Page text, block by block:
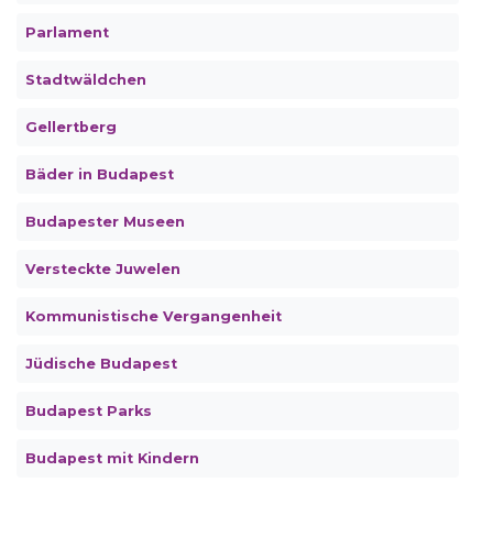
Parlament
Stadtwäldchen
Gellertberg
Bäder in Budapest
Budapester Museen
Versteckte Juwelen
Kommunistische Vergangenheit
Jüdische Budapest
Budapest Parks
Budapest mit Kindern